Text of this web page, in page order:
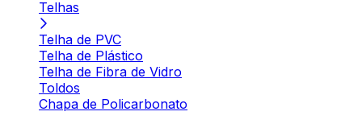
Telhas
Telha de PVC
Telha de Plástico
Telha de Fibra de Vidro
Toldos
Chapa de Policarbonato